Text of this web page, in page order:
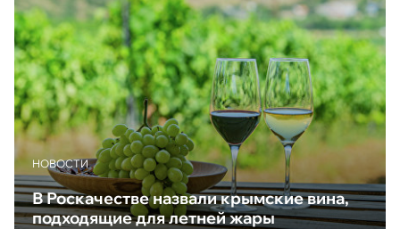
НОВОСТИ
В Роскачестве назвали крымские вина,
подходящие для летней жары